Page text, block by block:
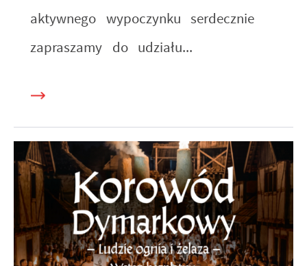
aktywnego wypoczynku serdecznie
zapraszamy do udziału...